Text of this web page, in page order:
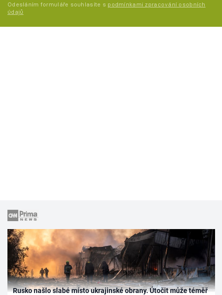
Odesláním formuláře souhlasíte s podmínkami zpracování osobních
údajů
Rusko našlo slabé místo ukrajinské obrany. Útočit může téměř